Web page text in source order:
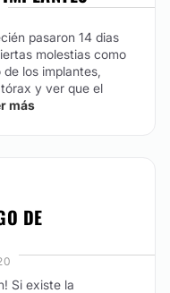
pasaron 14 dias
molestias como
los implantes,
y ver que el
más
DE
Si existe la